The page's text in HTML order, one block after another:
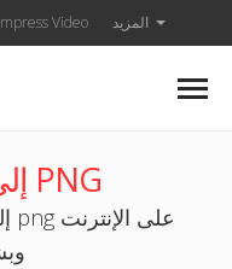
Video المزيد
محول UYVY إلى PNG